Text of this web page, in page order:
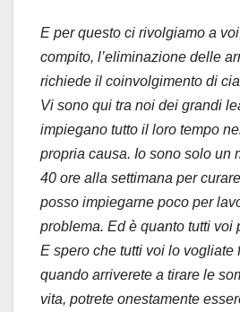
E per questo ci rivolgiamo a
compito, l’eliminazione delle
richiede il coinvolgimento di
Vi sono qui tra noi dei grandi
impiegano tutto il loro tempo
propria causa. Io sono solo un
40 ore alla settimana per
posso impiegarne poco per
problema. Ed è quanto tutti voi
E spero che tutti voi lo vogliate
quando arriverete a tirare le
vita, potrete onestamente